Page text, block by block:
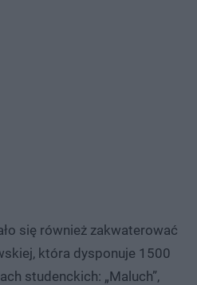
się również zakwaterować
która dysponuje 1500
studenckich: „Maluch”,